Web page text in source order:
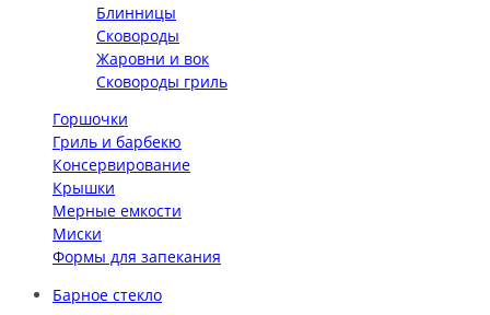
Блинницы
Сковороды
Жаровни и вок
Сковороды гриль
Горшочки
Гриль и барбекю
Консервирование
Крышки
Мерные емкости
Миски
Формы для запекания
Барное стекло